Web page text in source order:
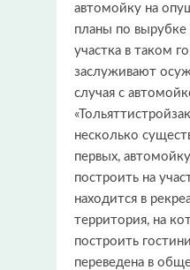
автомойку на
планы по вырубке
участка в таком
заслуживают
случая с
несколько
первых,
построить на
находится в
территория, на
построить
переведена в